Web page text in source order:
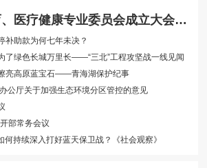
上海市枣庄教育、医疗健康专业委员会成立大会圆满举行
补助款为何七年未决？
了绿色长城万里长——“三北”工程攻坚战一线见闻
亮高原蓝宝石——青海湖保护纪事
公厅关于加强生态环境分区管控的意见
部常务会议
何持续深入打好蓝天保卫战？《社会观察》